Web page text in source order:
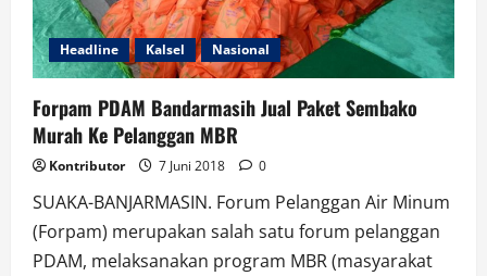
Headline Kalsel Nasional
Forpam PDAM Bandarmasih Jual Paket Sembako
Murah Ke Pelanggan MBR
Kontributor 7 Juni 2018 0
SUAKA-BANJARMASIN. Forum Pelanggan Air Minum
(Forpam) merupakan salah satu forum pelanggan
PDAM, melaksanakan program MBR (masyarakat